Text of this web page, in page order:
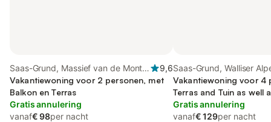
Saas-Grund, Massief van de Monte
Rosa
9,6
Vakantiewoning voor 2 personen, met
Balkon en Terras
Gratis annulering
vanaf€ 98per nacht
Saas-Grund, Walliser
Vakantiewoning voor 4
Terras and Tuin as well
Gratis annulering
vanaf€ 129per nacht